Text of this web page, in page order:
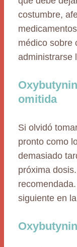
costumbre,
médico sobre
administrarse
omitida
Si olvidó
pronto como
demasiado
próxima
siguiente en